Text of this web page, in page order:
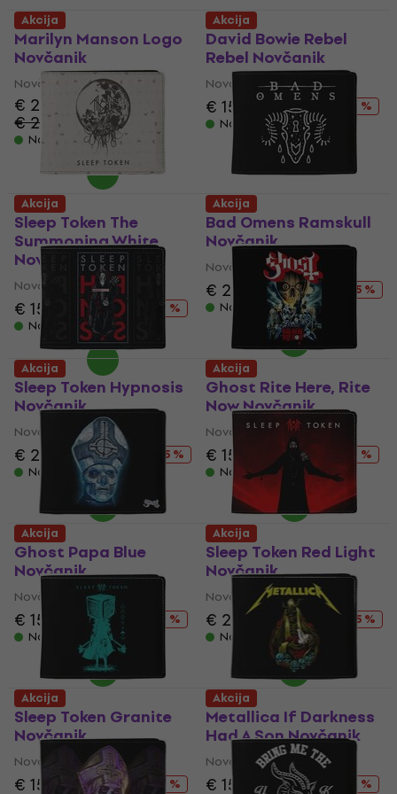
Marilyn Manson Logo
Novčanik
Novčanik
€ 20.40
€ 26.90
- 24 %
Na stanju u skladištu
David Bowie Rebel
Rebel Novčanik
Novčanik
€ 15.30 € 26.90
- 43 %
Na stanju u skladištu
Akcija
Sleep Token The
Summoning White
Novčanik White
Novčanik
€ 15.30 € 26.90
- 43 %
Na stanju u skladištu
Akcija
Bad Omens Ramskull
Novčanik
Novčanik
€ 20.20 € 26.90
- 25 %
Na stanju u skladištu
Akcija
Sleep Token Hypnosis
Novčanik
Novčanik
€ 20.20€ 26.90
- 25 %
Na stanju u skladištu
Akcija
Ghost Rite Here, Rite
Now Novčanik
Novčanik
€ 15.30 € 26.90
- 43 %
Na stanju u skladištu
Akcija
Ghost Papa Blue
Novčanik
Novčanik
€ 15.30 € 26.90
- 43 %
Na stanju u skladištu
Akcija
Sleep Token Red Light
Novčanik
Novčanik
€ 20.20 € 26.90
- 25 %
Na stanju u skladištu
Akcija
Sleep Token Granite
Novčanik
Novčanik
€ 15.30 € 26.90
- 43 %
Akcija
Metallica If Darkness
Had A Son Novčanik
Novčanik
€ 15.30€ 26.90
- 43 %
Akcija Akcija